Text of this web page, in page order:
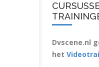
Dvscene.nl
het